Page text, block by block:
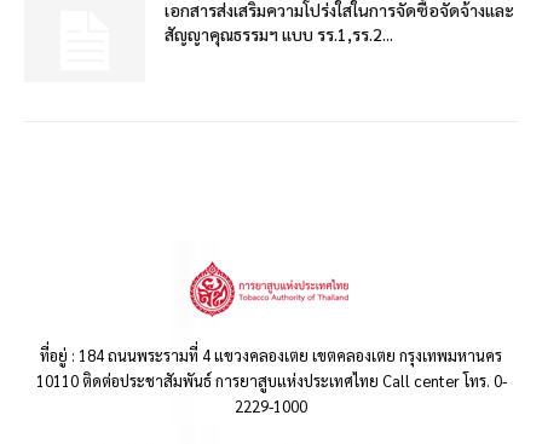
เอกสารส่งเสริมความโปร่งใสในการจัดซื้อจัดจ้างและ
สัญญาคุณธรรมฯ แบบ รร.1,รร.2...
ที่อยู่ : 184 ถนนพระรามที่ 4 แขวงคลองเตย เขตคลองเตย กรุงเทพมหานคร
10110 ติดต่อประชาสัมพันธ์ การยาสูบแห่งประเทศไทย Call center โทร. 0-
2229-1000